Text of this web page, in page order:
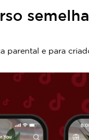
parental e para